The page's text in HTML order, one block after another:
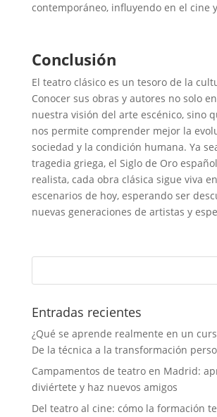
contemporáneo, influyendo en el cine
Conclusión
El teatro clásico es un tesoro de la
Conocer sus obras y autores no solo
nuestra visión del arte escénico, sino
nos permite comprender mejor la
sociedad y la condición humana. Ya
tragedia griega, el Siglo de Oro
realista, cada obra clásica sigue viva
escenarios de hoy, esperando ser
nuevas generaciones de artistas y
Entradas recientes
¿Qué se aprende realmente en un
De la técnica a la transformación
Campamentos de teatro en Madrid:
diviértete y haz nuevos amigos
Del teatro al cine: cómo la formación